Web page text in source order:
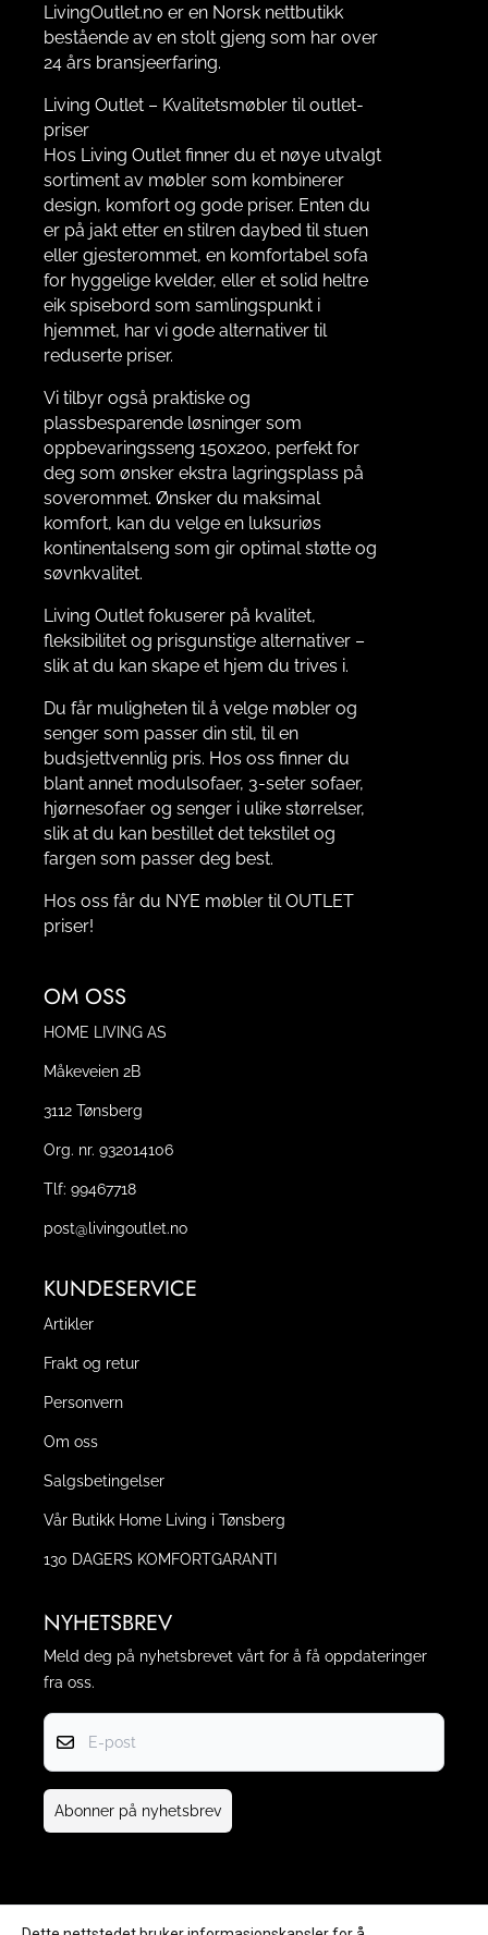
LivingOutlet.no er en Norsk nettbutikk
bestående av en stolt gjeng som har over
24 års bransjeerfaring.
Living Outlet – Kvalitetsmøbler til outlet-
priser
Hos Living Outlet finner du et nøye utvalgt
sortiment av møbler som kombinerer
design, komfort og gode priser. Enten du
er på jakt etter en stilren daybed til stuen
eller gjesterommet, en komfortabel sofa
for hyggelige kvelder, eller et solid heltre
eik spisebord som samlingspunkt i
hjemmet, har vi gode alternativer til
reduserte priser.
Vi tilbyr også praktiske og
plassbesparende løsninger som
oppbevaringsseng 150x200, perfekt for
deg som ønsker ekstra lagringsplass på
soverommet. Ønsker du maksimal
komfort, kan du velge en luksuriøs
kontinentalseng som gir optimal støtte og
søvnkvalitet.
Living Outlet fokuserer på kvalitet,
fleksibilitet og prisgunstige alternativer –
slik at du kan skape et hjem du trives i.
Du får muligheten til å velge møbler og
senger som passer din stil, til en
budsjettvennlig pris. Hos oss finner du
blant annet modulsofaer, 3-seter sofaer,
hjørnesofaer og senger i ulike størrelser,
slik at du kan bestillet det tekstilet og
fargen som passer deg best.
Hos oss får du NYE møbler til OUTLET
priser!
OM OSS
HOME LIVING AS
Måkeveien 2B
3112 Tønsberg
Org. nr. 932014106
Tlf: 99467718
post@livingoutlet.no
KUNDESERVICE
Artikler
Frakt og retur
Personvern
Om oss
Salgsbetingelser
Vår Butikk Home Living i Tønsberg
130 DAGERS KOMFORTGARANTI
NYHETSBREV
Meld deg på nyhetsbrevet vårt for å få oppdateringer
fra oss.
E-post
Abonner på nyhetsbrev